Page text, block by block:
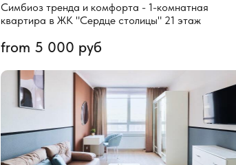
Симбиоз тренда и комфорта - 1-комнатная
квартира в ЖК "Сердце столицы" 21 этаж
from 5 000 руб